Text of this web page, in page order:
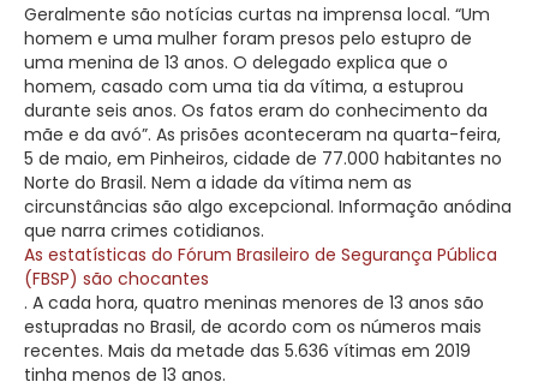
Geralmente são notícias curtas na imprensa local. “Um
homem e uma mulher foram presos pelo estupro de
uma menina de 13 anos. O delegado explica que o
homem, casado com uma tia da vítima, a estuprou
durante seis anos. Os fatos eram do conhecimento da
mãe e da avó”. As prisões aconteceram na quarta-feira,
5 de maio, em Pinheiros, cidade de 77.000 habitantes no
Norte do Brasil. Nem a idade da vítima nem as
circunstâncias são algo excepcional. Informação anódina
que narra crimes cotidianos.
As estatísticas do Fórum Brasileiro de Segurança Pública
(FBSP) são chocantes
. A cada hora, quatro meninas menores de 13 anos são
estupradas no Brasil, de acordo com os números mais
recentes. Mais da metade das 5.636 vítimas em 2019
tinha menos de 13 anos.